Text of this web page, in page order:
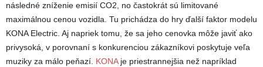
následné zníženie emisií CO2, no častokrát sú limitované
maximálnou cenou vozidla. Tu prichádza do hry ďalší faktor modelu
KONA Electric. Aj napriek tomu, že sa jeho cenovka môže javiť ako
privysoká, v porovnaní s konkurenciou zákazníkovi poskytuje veľa
muziky za málo peňazí. KONAje priestrannejšia než napríklad